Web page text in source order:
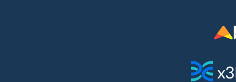
регистрация и търговия
книжа
подаване на вътрешни